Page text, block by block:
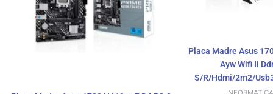
Placa Madre Asus
Ayw Wifi Ii
S/R/Hdmi/2m2/